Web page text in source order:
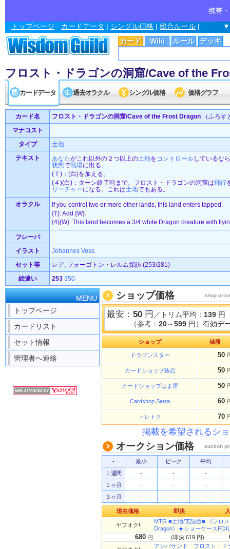
携帯
カード Wiki ルール デッキ
トップページ - カードデータ | シングル価格 | 総合ルール |
フロスト・ドラゴンの洞窟/Cave of the
カードデータ 過去オラクル シングル価格 価格グラフ
カード名 フロスト・ドラゴンの洞窟/Cave of the Frost Dragon （ふろす
マナコスト
タイプ
土地
テキスト
あなたがこれ以外の２つ以上の土地をコントロールしているな
状態で戦場に出る。
(Ｔ)：(白)を加える。
(４)(白)：ターン終了時まで、フロスト・ドラゴンの洞窟は飛行
リーチャーになる。これは土地でもある。
オラクル
If you control two or more other lands, this land enters tapped.
{T}: Add {W}.
{4}{W}: This land becomes a 3/4 white Dragon creature with
フレーバ
イラスト
Johannes Voss
セット等
レア, フォーゴトン・レルム探訪 (253/281)
絵違い
253 350
MENU
トップページ
カードリスト
セット情報
管理者へ連絡
ショップ価格 shop
最安： 50 円 ／トリム平均： 139 円
（参考： 20～599 円）有効デ
ショップ 値段
ドラゴンスター 50
カードショップ抜忍 50
カードショップはま屋 50
Cardshop Serra 60
トレトク 70
掲載を希望されるシ
オークション価格 auction
- 最小 ピーク
平均
１週間
- -
-
１ヶ月
- -
-
３ヶ月
- - -
現在価格 即決
ヤフオク!
MTG ■土地/英語版■ 《フロ
Dragon》★ショーケース
680 円 (即決 619 円)
アンパサンド フロスト・ド